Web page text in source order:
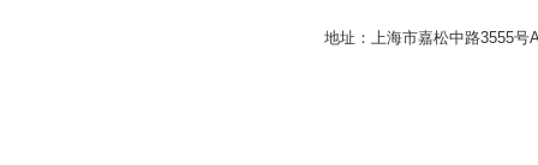
地址：上海市嘉松中路3555